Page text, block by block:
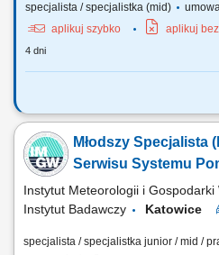
specjalista / specjalistka (mid)
aplikuj szybko
aplikuj
4 dni
Opis stanowiska: pracownik
zawodowe, Wymagania
lub inżynier elektrotechnika i
mechatronika
Młodszy Specjalista
Serwisu Systemu
Instytut Meteorologii i
Instytut Badawczy
Katowice
specjalista / specjalistka junior / mid /